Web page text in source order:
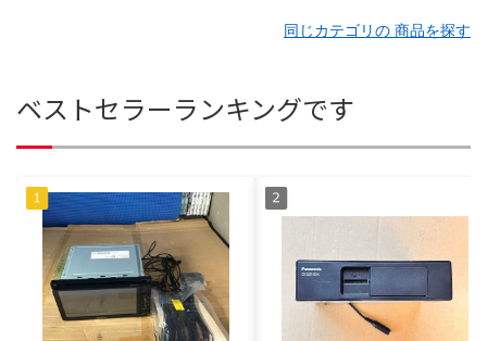
同じカテゴリの 商品を探す
ベストセラーランキングです